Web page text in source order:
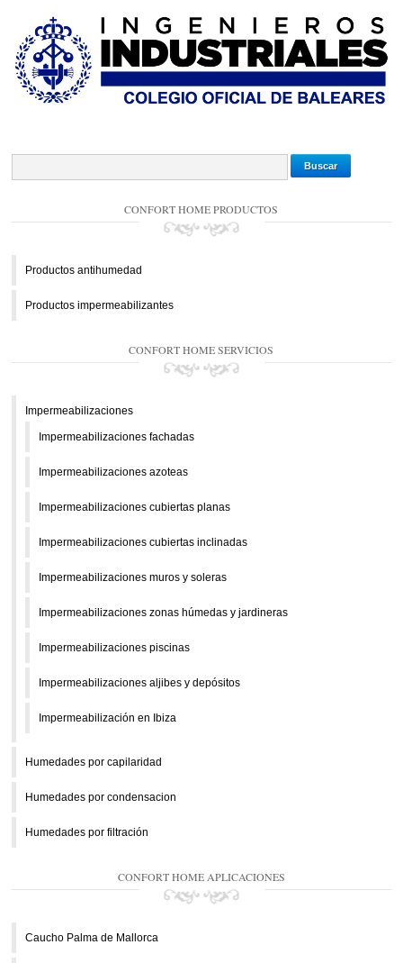
CONFORT HOME PRODUCTOS
Productos antihumedad
Productos impermeabilizantes
CONFORT HOME SERVICIOS
Impermeabilizaciones
Impermeabilizaciones fachadas
Impermeabilizaciones azoteas
Impermeabilizaciones cubiertas planas
Impermeabilizaciones cubiertas inclinadas
Impermeabilizaciones muros y soleras
Impermeabilizaciones zonas húmedas y jardineras
Impermeabilizaciones piscinas
Impermeabilizaciones aljibes y depósitos
Impermeabilización en Ibiza
Humedades por capilaridad
Humedades por condensacion
Humedades por filtración
CONFORT HOME APLICACIONES
Caucho Palma de Mallorca